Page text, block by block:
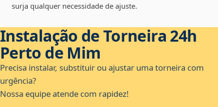
surja qualquer necessidade de ajuste.
Instalação de Torneira 24h
Perto de Mim
Precisa instalar, substituir ou ajustar uma torneira com
urgência?
Nossa equipe atende com rapidez!